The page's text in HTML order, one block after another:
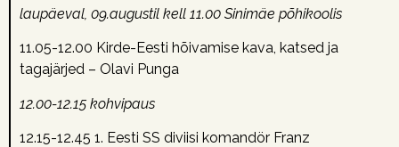
laupäeval, 09.augustil kell 11.00 Sinimäe põhikoolis
11.05-12.00 Kirde-Eesti hõivamise kava, katsed ja
tagajärjed – Olavi Punga
12.00-12.15 kohvipaus
12.15-12.45 1. Eesti SS diviisi komandör Franz